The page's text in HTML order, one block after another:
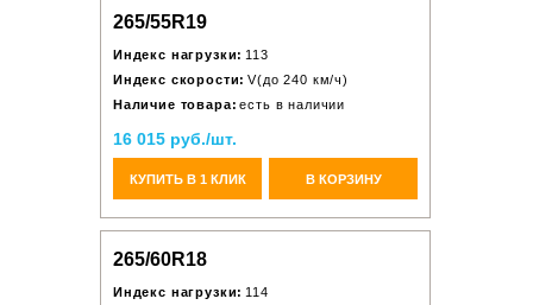
265/55R19
Индекс нагрузки: 113
Индекс скорости: V(до 240 км/ч)
Наличие товара: есть в наличии
16 015 руб./шт.
КУПИТЬ В 1 КЛИК В КОРЗИНУ
265/60R18
Индекс нагрузки: 114